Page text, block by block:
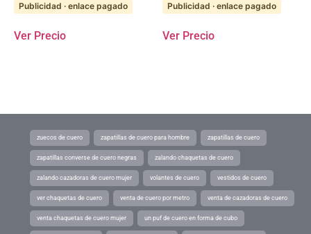
Publicidad · enlace pagado
Ver Precio
Publicidad · enlace pagado
Ver Precio
zuecos de cuero zapatillas de cuero para hombre zapatillas de cuero
zapatillas converse de cuero negras zalando chaquetas de cuero
zalando cazadoras de cuero mujer volantes de cuero vestidos de cuero
ver chaquetas de cuero venta de cuero por metro venta de cazadoras de cuero
venta chaquetas de cuero mujer un puf de cuero en forma de cubo